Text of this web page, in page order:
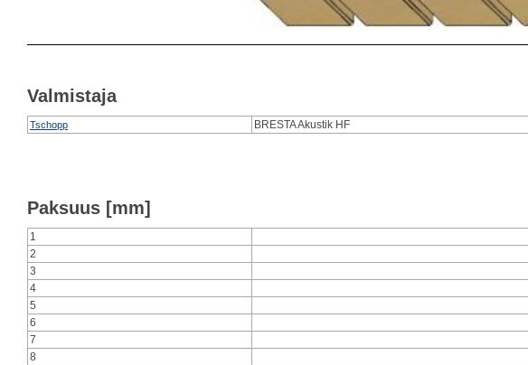
Valmistaja
Tschopp BRESTA Akustik HF
Paksuus [mm]
1
2
3
4
5
6
7
8